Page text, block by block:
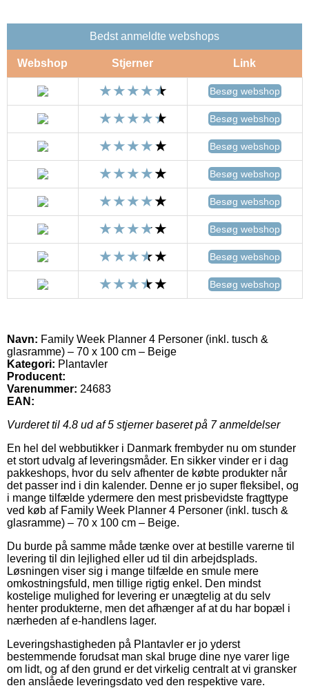
Bedst anmeldte webshops
Webshop Stjerner Link
Besøg webshop
Besøg webshop
Besøg webshop
Besøg webshop
Besøg webshop
Besøg webshop
Besøg webshop
Besøg webshop
Navn: Family Week Planner 4 Personer (inkl. tusch &
glasramme) – 70 x 100 cm – Beige
Kategori: Plantavler
Producent:
Varenummer: 24683
EAN:
Vurderet til 4.8 ud af 5 stjerner baseret på 7anmeldelser
En hel del webbutikker i Danmark frembyder nu om stunder
et stort udvalg af leveringsmåder. En sikker vinder er i dag
pakkeshops, hvor du selv afhenter de købte produkter når
det passer ind i din kalender. Denne er jo super fleksibel, og
i mange tilfælde ydermere den mest prisbevidste fragttype
ved køb af Family Week Planner 4 Personer (inkl. tusch &
glasramme) – 70 x 100 cm – Beige.
Du burde på samme måde tænke over at bestille varerne til
levering til din lejlighed eller ud til din arbejdsplads.
Løsningen viser sig i mange tilfælde en smule mere
omkostningsfuld, men tillige rigtig enkel. Den mindst
kostelige mulighed for levering er unægtelig at du selv
henter produkterne, men det afhænger af at du har bopæl i
nærheden af e-handlens lager.
Leveringshastigheden på Plantavler er jo yderst
bestemmende forudsat man skal bruge dine nye varer lige
om lidt, og af den grund er det virkelig centralt at vi gransker
den anslåede leveringsdato ved den respektive vare.